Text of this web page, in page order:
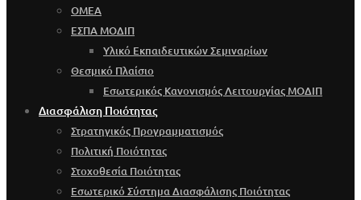
OMEA
ΕΣΠΑ ΜΟΔΙΠ
Υλικό Εκπαιδευτικών Σεμιναρίων
Θεσμικό Πλαίσιο
Εσωτερικός Κανονισμός Λειτουργίας ΜΟΔΙΠ
Διασφάλιση Ποιότητας
Στρατηγικός Προγραμματισμός
Πολιτική Ποιότητας
Στοχοθεσία Ποιότητας
Εσωτερικό Σύστημα Διασφάλισης Ποιότητας